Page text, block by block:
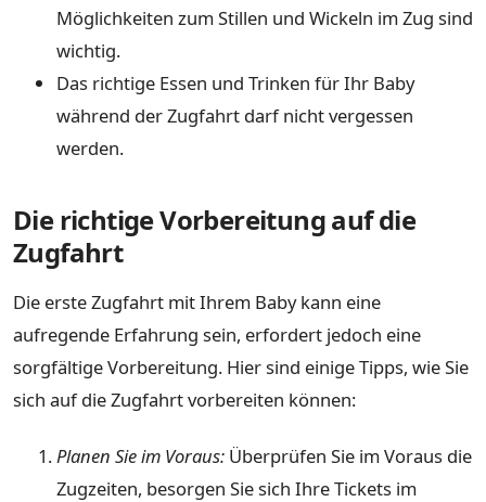
Möglichkeiten zum Stillen und Wickeln im Zug sind
wichtig.
Das richtige Essen und Trinken für Ihr Baby
während der Zugfahrt darf nicht vergessen
werden.
Die richtige Vorbereitung auf die
Zugfahrt
Die erste Zugfahrt mit Ihrem Baby kann eine
aufregende Erfahrung sein, erfordert jedoch eine
sorgfältige Vorbereitung. Hier sind einige Tipps, wie Sie
sich auf die Zugfahrt vorbereiten können:
Planen Sie im Voraus: Überprüfen Sie im Voraus die
Zugzeiten, besorgen Sie sich Ihre Tickets im